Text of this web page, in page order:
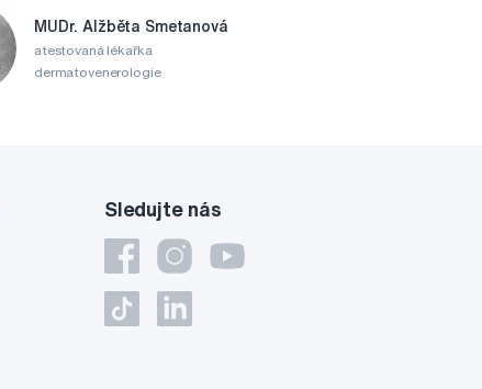
MUDr. Alžběta Smetanová
atestovaná lékařka
dermatovenerologie
Sledujte nás